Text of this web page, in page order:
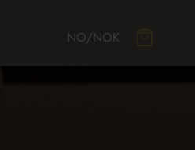
NO/NOK